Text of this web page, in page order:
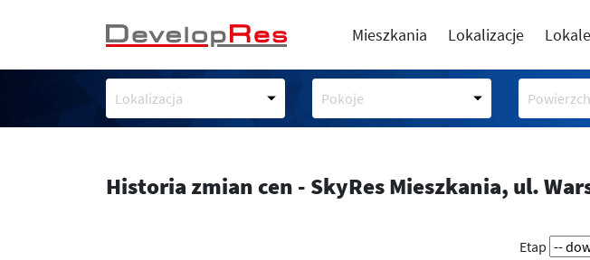
Mieszkania Lokalizacje
Lokalizacja Pokoje
Historia zmian cen - SkyRes Mieszkania, ul.
Etap